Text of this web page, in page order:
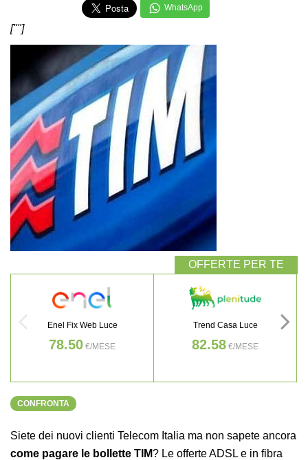
WhatsApp
[""]
Enel Fix Web Luce
78.50 €/MESE
Trend Casa Luce
82.58 €/MESE
CONFRONTA
Siete dei nuovi clienti Telecom Italia ma non sapete ancora
come pagare le bollette TIM? Le offerte ADSL e in fibra